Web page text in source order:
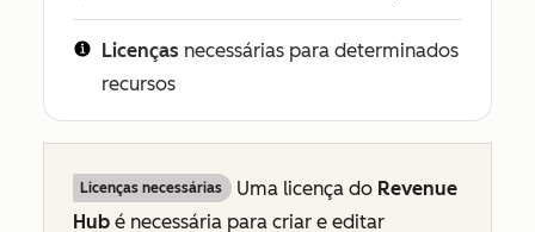
Licenças necessárias para determinados
recursos
Licenças necessárias Uma licença do Revenue
Hub é necessária para criar e editar